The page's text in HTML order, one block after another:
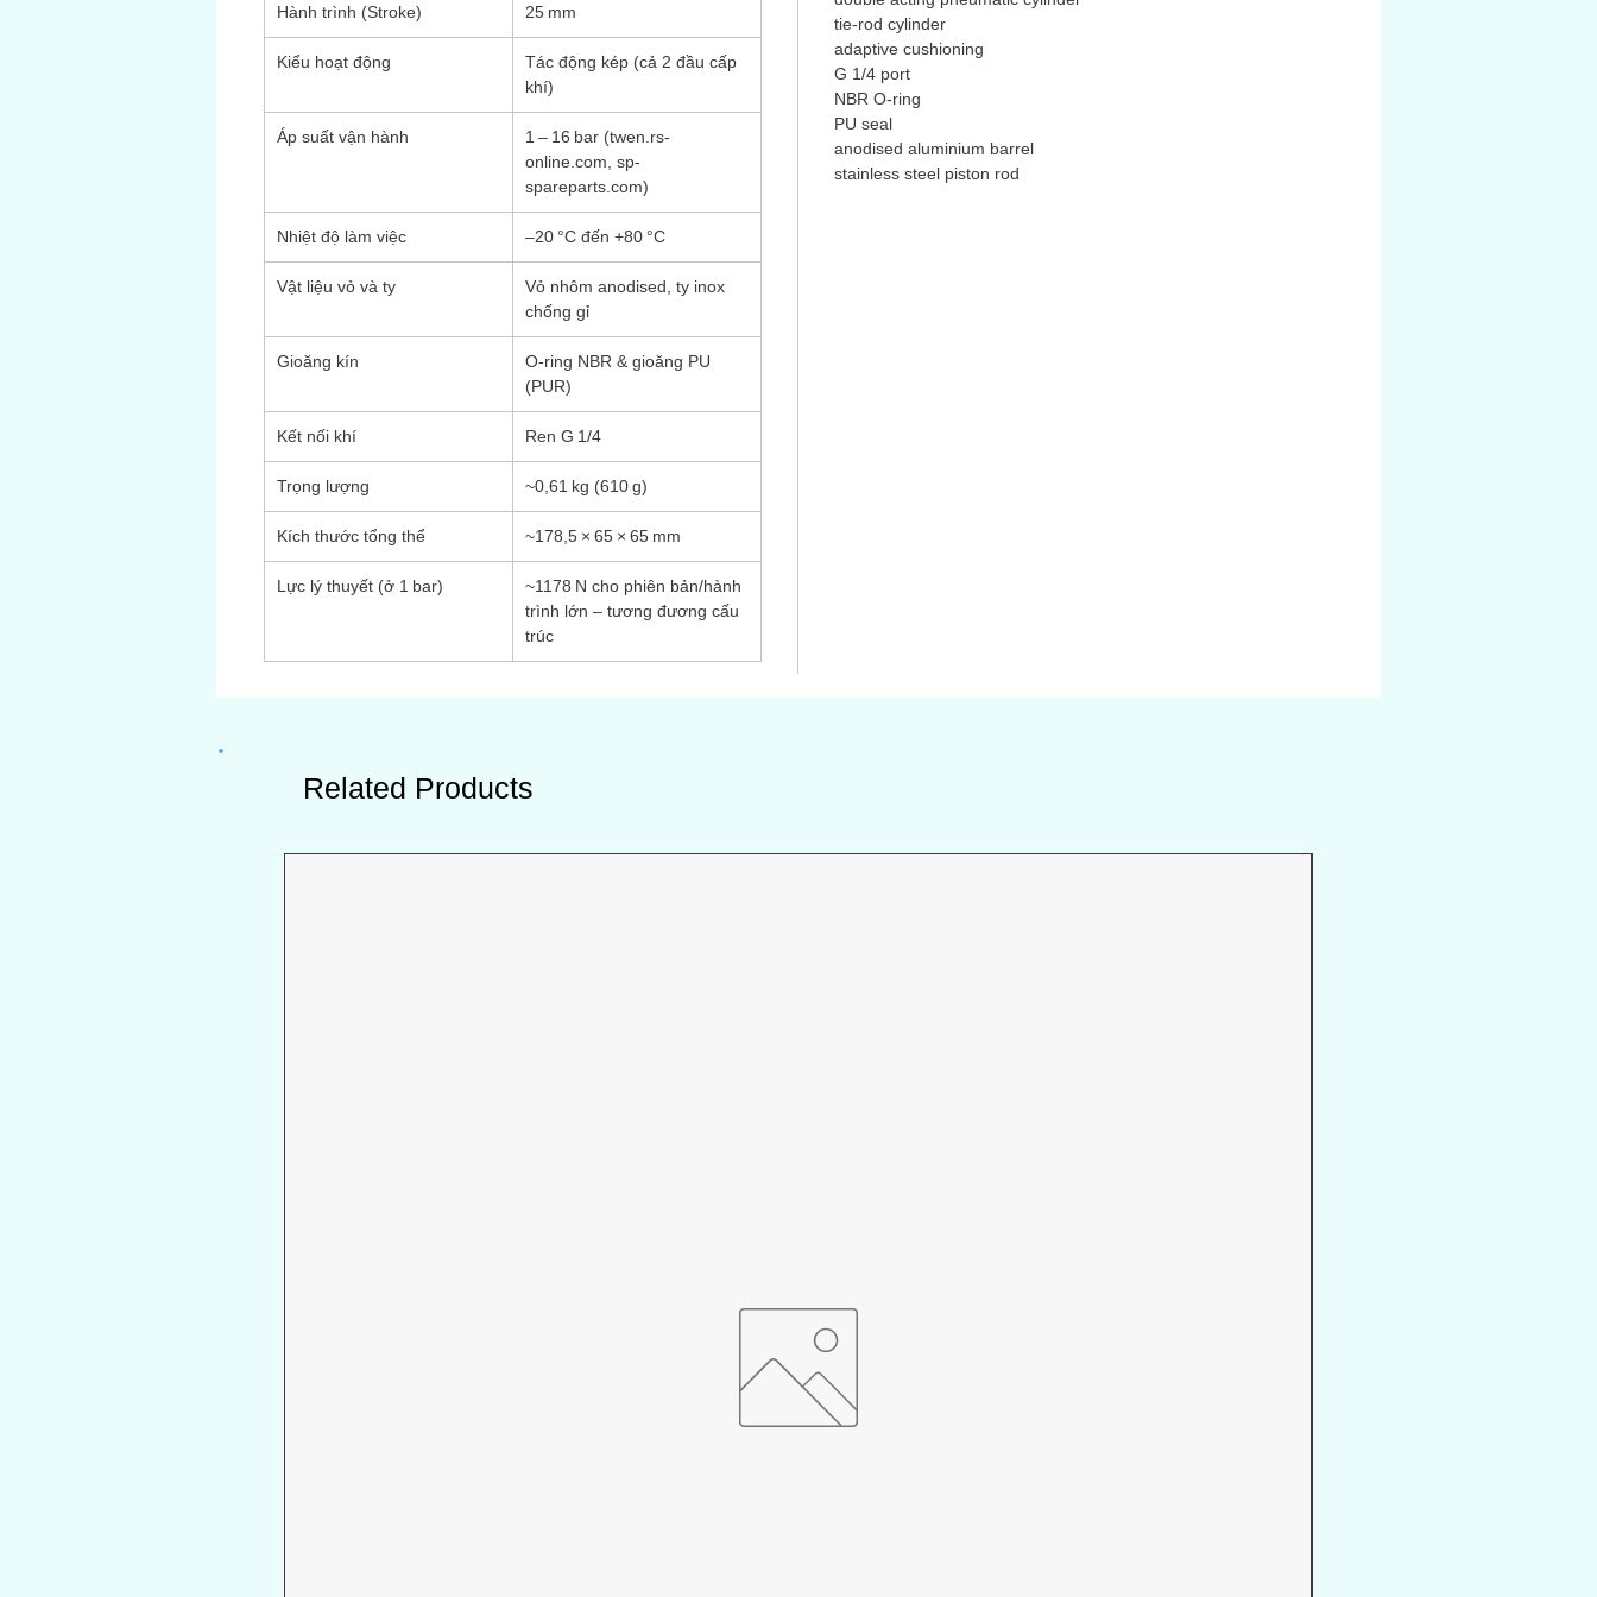
Hành trình (Stroke) 25 mm
Kiểu hoạt động
Tác động kép (cả 2 đầu cấp
khí)
Áp suất vận hành
1 – 16 bar (twen.rs-
online.com, sp-
spareparts.com)
Nhiệt độ làm việc –20 °C đến +80 °C
Vật liệu vỏ và ty
Vỏ nhôm anodised, ty inox
chống gỉ
Gioăng kín
O‑ring NBR & gioăng PU
(PUR)
Kết nối khí Ren G 1/4
Trọng lượng ~0,61 kg (610 g)
Kích thước tổng thể ~178,5 × 65 × 65 mm
Lực lý thuyết (ở 1 bar)
~1178 N cho phiên bản/hành
trình lớn – tương đương cấu
trúc
tie‑rod cylinder
adaptive cushioning
G 1/4 port
NBR O‑ring
PU seal
anodised aluminium barrel
stainless steel piston rod
Related Products